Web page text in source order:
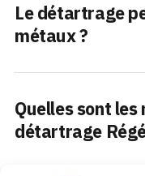
Le détartrage
métaux ?
Quelles sont les
détartrage